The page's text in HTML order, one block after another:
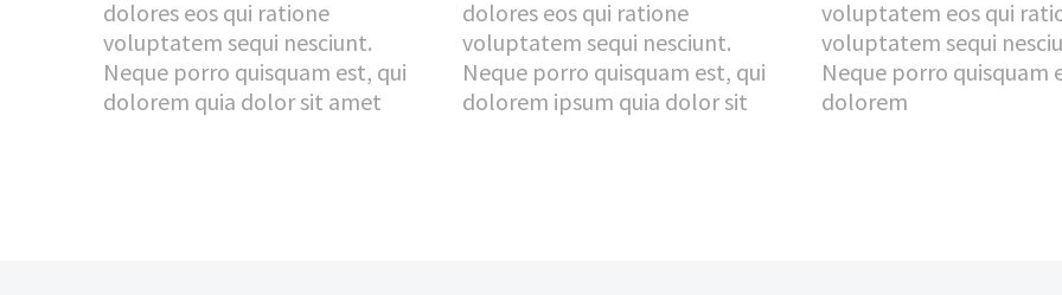
dolores eos qui ratione
voluptatem sequi nesciunt.
Neque porro quisquam est, qui
dolorem quia dolor sit amet
dolores eos qui ratione
voluptatem sequi nesciunt.
Neque porro quisquam est, qui
dolorem ipsum quia dolor sit
voluptatem eos qui
voluptatem sequi
Neque porro quisquam
dolorem